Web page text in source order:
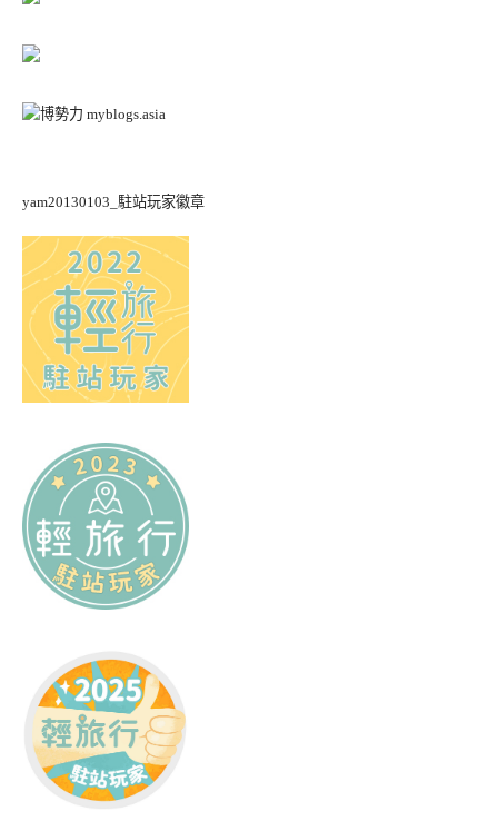
yam20130103_駐站玩家徽章